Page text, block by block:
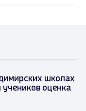
школах
учеников оценка